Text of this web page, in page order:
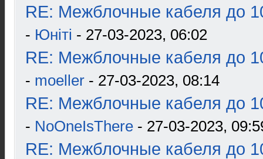
RE: Межблочные кабеля до
- Юнiтi - 27-03-2023, 06:02
RE: Межблочные кабеля до
- moeller - 27-03-2023, 08:14
RE: Межблочные кабеля до
- NoOneIsThere - 27-03-2023,
RE: Межблочные кабеля до